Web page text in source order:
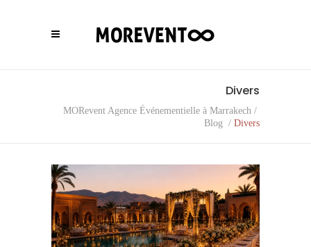
Divers
MORevent Agence Événementielle à Marrakech /
Blog / Divers